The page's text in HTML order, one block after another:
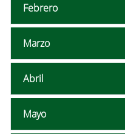
Febrero
Marzo
Abril
Mayo